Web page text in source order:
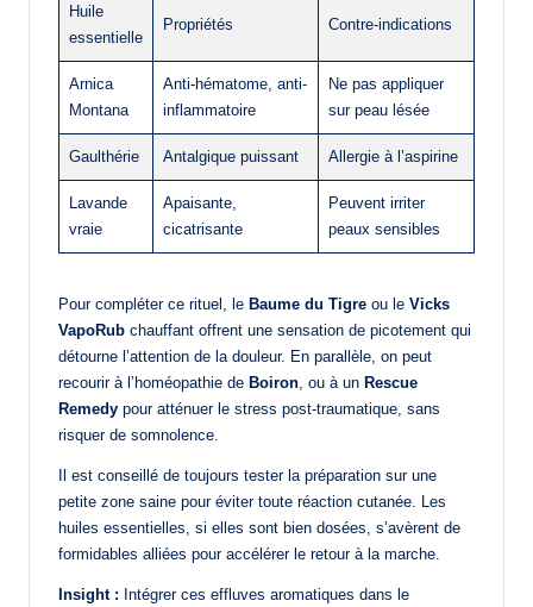
Huile
essentielle
Propriétés Contre-indications
Arnica
Montana
Anti-hématome, anti-
inflammatoire
Ne pas appliquer
sur peau lésée
Gaulthérie Antalgique puissant Allergie à l’aspirine
Lavande
vraie
Apaisante,
cicatrisante
Peuvent irriter
peaux sensibles
Pour compléter ce rituel, le Baume du Tigre ou le Vicks
VapoRub chauffant offrent une sensation de picotement qui
détourne l’attention de la douleur. En parallèle, on peut
recourir à l’homéopathie de Boiron , ou à un Rescue
Remedy pour atténuer le stress post-traumatique, sans
risquer de somnolence.
Il est conseillé de toujours tester la préparation sur une
petite zone saine pour éviter toute réaction cutanée. Les
huiles essentielles, si elles sont bien dosées, s’avèrent de
formidables alliées pour accélérer le retour à la marche.
Insight : Intégrer ces effluves aromatiques dans le